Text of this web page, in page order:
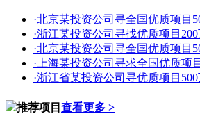
·北京某投资公司寻全国优质项目
·浙江某投资公司寻找优质项目200
·北京某投资公司寻全国优质项目
· 上海某投资公司寻求全国优质项
·浙江省某投资公司寻优质项目500
推荐项目 查看更多 >